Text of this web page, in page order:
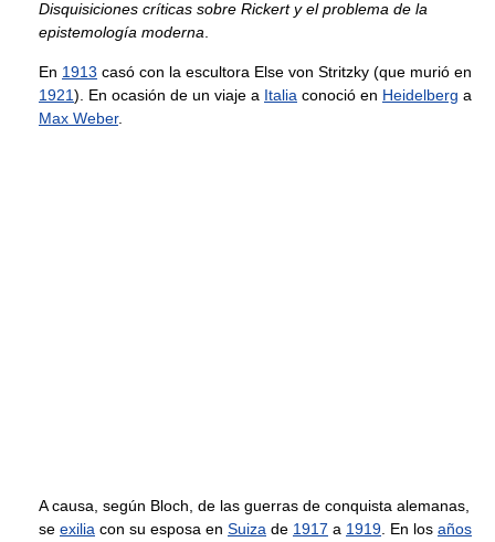
Disquisiciones críticas sobre Rickert y el problema de la
epistemología moderna
En 1913 casó con la escultora Else von Stritzky (que murió en
1921). En ocasión de un viaje a Italia conoció en Heidelberg a
Max Weber.
A causa, según Bloch, de las guerras de conquista alemanas,
se exilia con su esposa en Suiza de 1917 a 1919 . En los años